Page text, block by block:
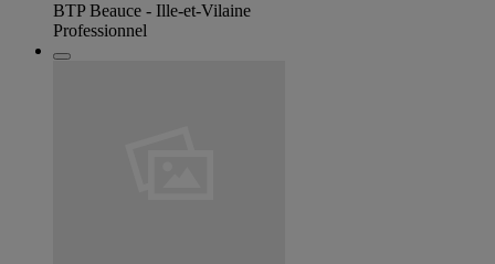
BTP Beauce - Ille-et-Vilaine
Professionnel